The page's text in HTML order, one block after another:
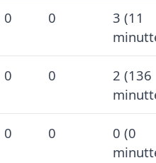
0 0
3 (11
0 0
2 (136
0 0
0 (0